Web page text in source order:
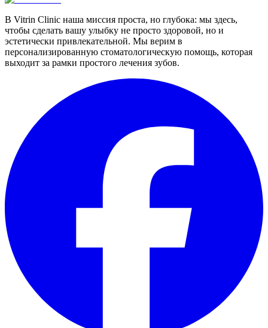
В Vitrin Clinic наша миссия проста, но глубока: мы здесь,
чтобы сделать вашу улыбку не просто здоровой, но и
эстетически привлекательной. Мы верим в
персонализированную стоматологическую помощь, которая
выходит за рамки простого лечения зубов.